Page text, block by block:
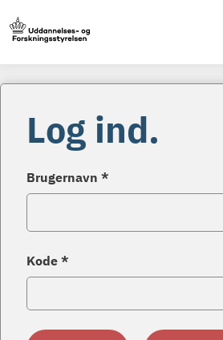
Log ind.
Brugernavn *
Kode *